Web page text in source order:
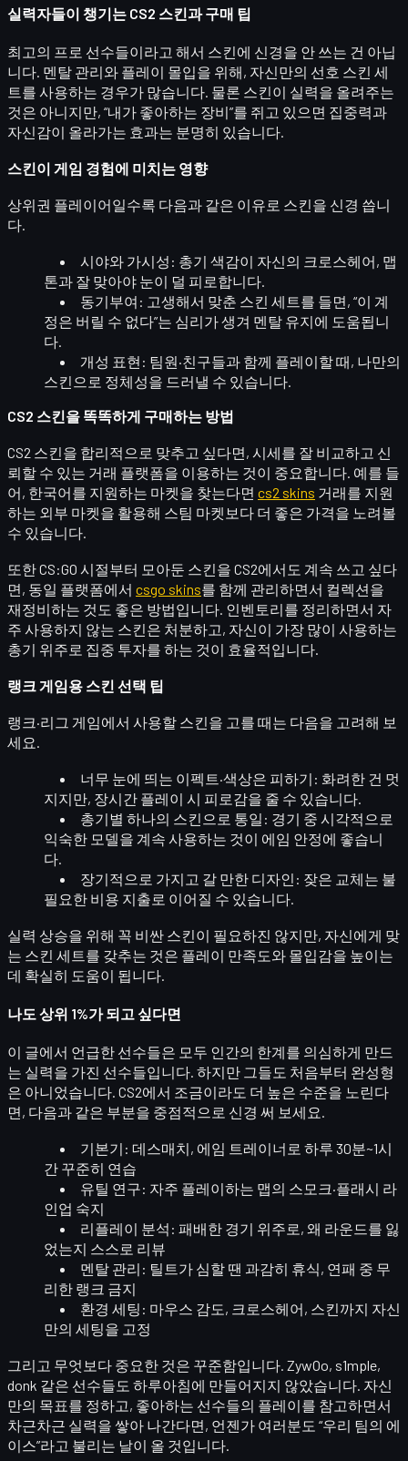
실력자들이 챙기는 CS2 스킨과 구매 팁
최고의 프로 선수들이라고 해서 스킨에 신경을 안 쓰는 건 아닙
니다. 멘탈 관리와 플레이 몰입을 위해, 자신만의 선호 스킨 세
트를 사용하는 경우가 많습니다. 물론 스킨이 실력을 올려주는
것은 아니지만, “내가 좋아하는 장비”를 쥐고 있으면 집중력과
자신감이 올라가는 효과는 분명히 있습니다.
스킨이 게임 경험에 미치는 영향
상위권 플레이어일수록 다음과 같은 이유로 스킨을 신경 씁니
다.
시야와 가시성 : 총기 색감이 자신의 크로스헤어, 맵
톤과 잘 맞아야 눈이 덜 피로합니다.
동기부여 : 고생해서 맞춘 스킨 세트를 들면, “이 계
정은 버릴 수 없다”는 심리가 생겨 멘탈 유지에 도움됩니
다.
개성 표현 : 팀원·친구들과 함께 플레이할 때, 나만의
스킨으로 정체성을 드러낼 수 있습니다.
CS2 스킨을 똑똑하게 구매하는 방법
CS2 스킨을 합리적으로 맞추고 싶다면, 시세를 잘 비교하고 신
뢰할 수 있는 거래 플랫폼을 이용하는 것이 중요합니다. 예를 들
어, 한국어를 지원하는 마켓을 찾는다면 cs2 skins 거래를 지원
하는 외부 마켓을 활용해 스팀 마켓보다 더 좋은 가격을 노려볼
수 있습니다.
또한 CS:GO 시절부터 모아둔 스킨을 CS2에서도 계속 쓰고 싶다
면, 동일 플랫폼에서 csgo skins를 함께 관리하면서 컬렉션을
재정비하는 것도 좋은 방법입니다. 인벤토리를 정리하면서 자
주 사용하지 않는 스킨은 처분하고, 자신이 가장 많이 사용하는
총기 위주로 집중 투자를 하는 것이 효율적입니다.
랭크 게임용 스킨 선택 팁
랭크·리그 게임에서 사용할 스킨을 고를 때는 다음을 고려해 보
세요.
너무 눈에 띄는 이펙트·색상은 피하기 : 화려한 건 멋
지지만, 장시간 플레이 시 피로감을 줄 수 있습니다.
총기별 하나의 스킨으로 통일 : 경기 중 시각적으로
익숙한 모델을 계속 사용하는 것이 에임 안정에 좋습니
다.
장기적으로 가지고 갈 만한 디자인 : 잦은 교체는 불
필요한 비용 지출로 이어질 수 있습니다.
실력 상승을 위해 꼭 비싼 스킨이 필요하진 않지만, 자신에게 맞
는 스킨 세트를 갖추는 것은 플레이 만족도와 몰입감을 높이는
데 확실히 도움이 됩니다.
나도 상위 1%가 되고 싶다면
이 글에서 언급한 선수들은 모두 인간의 한계를 의심하게 만드
는 실력을 가진 선수들입니다. 하지만 그들도 처음부터 완성형
은 아니었습니다. CS2에서 조금이라도 더 높은 수준을 노린다
면, 다음과 같은 부분을 중점적으로 신경 써 보세요.
기본기 : 데스매치, 에임 트레이너로 하루 30분~1시
간 꾸준히 연습
유틸 연구: 자주 플레이하는 맵의 스모크·플래시 라
인업 숙지
리플레이 분석 : 패배한 경기 위주로, 왜 라운드를 잃
었는지 스스로 리뷰
멘탈 관리 : 틸트가 심할 땐 과감히 휴식, 연패 중 무
리한 랭크 금지
환경 세팅 : 마우스 감도, 크로스헤어, 스킨까지 자신
만의 세팅을 고정
그리고 무엇보다 중요한 것은 꾸준함입니다. ZywOo, s1mple,
donk 같은 선수들도 하루아침에 만들어지지 않았습니다. 자신
만의 목표를 정하고, 좋아하는 선수들의 플레이를 참고하면서
차근차근 실력을 쌓아 나간다면, 언젠가 여러분도 “우리 팀의 에
이스”라고 불리는 날이 올 것입니다.